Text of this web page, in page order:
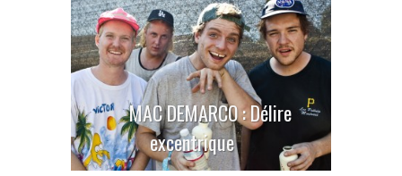
MAC DEMARCO : Délire
excentrique